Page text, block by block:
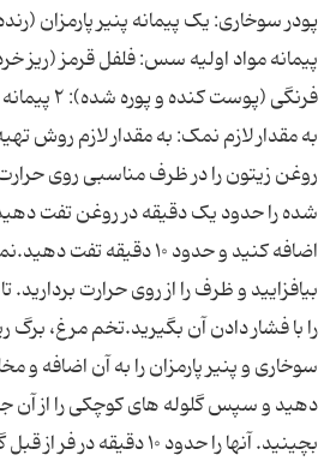
پودر سوخاری: یک پیمانه پنیر پارمزان
فرنگی
به مقدار لازم نمک: به مقدار لازم روش
روغن زیتون را در ظرف مناسبی روی
شده را حدود یک دقیقه در روغن تفت
اضافه کنید و حدود ۱۰ دقیقه
بیافزایید و ظرف را از روی حرارت
را با فشار دادن آن بگیرید.تخم مرغ، برگ
سوخاری و پنیر پارمزان را به آن اضافه و
دهید و سپس گلوله های کوچکی را از آن